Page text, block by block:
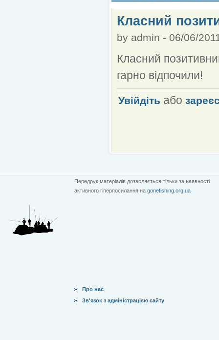
Класний
by admin - 06/06/
Класний
гарно відпочили!
Увійдіть або
Передрук матеріалів дозволяється тільки за наявності
активного гіперпосилання на gonefishing.org.ua
Про нас
Зв'язок з адміністрацією сайту